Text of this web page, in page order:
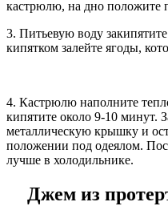
кастрюлю, на дно положите
3. Питьевую воду
кипятком залейте ягоды,
4. Кастрюлю наполните
кипятите около 9-10 минут.
металлическую крышку и
положении под одеялом.
лучше в холодильнике.
Джем из